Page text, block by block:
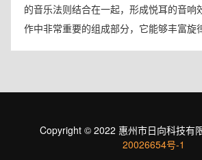
的音乐法则结合在一起，形成悦耳的音响
作中非常重要的组成部分，它能够丰富旋
Copyright © 2022 惠州市日向科技有
20026654号-1